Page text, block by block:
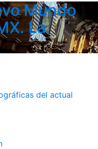
Mundo
La
del actual